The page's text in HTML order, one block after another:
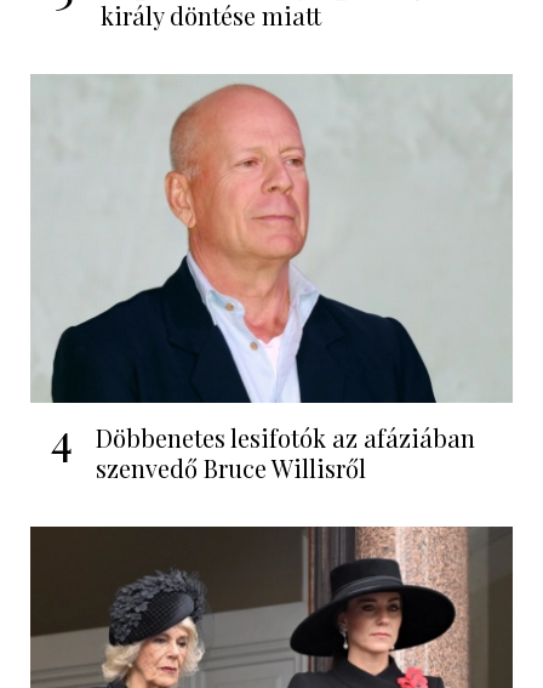
király döntése miatt
4
Döbbenetes lesifotók az afáziában
szenvedő Bruce Willisről